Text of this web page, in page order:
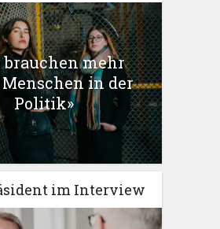
brauchen mehr
in der
Politik»
im Interview